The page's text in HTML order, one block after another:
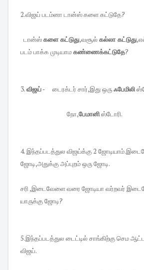
2.விஜய் படம்னா டான்ஸ் களை கட்டுதே?
டான்ஸ்களை கட்டுது,வசூல் கல்லா கட்டுது
படம் பாக்க முடியாமகண்ணைக்கட்டுதே?
3.விஜய்- டைரக்டர் சார்,இது ஒருஃபேமிலி
நோ,பேமானிஸ்டோரி.
4. இந்தப்படத்துல விஜய்க்கு 2
ஜோடி,அதுக்கு அப்புறம் ஒரு ஜோடி.
சரி ,இடைவேளை வரை ஜோடியா வர்றவர்
யாருக்கு ஜோடி?
5.இந்தப்படத்துல டைட்டில் சாங்கிற்கு செம
விஜய்.